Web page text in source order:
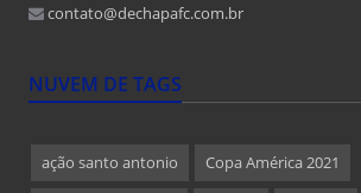
contato@dechapafc.com.br
NUVEM DE TAGS
ação santo antonio Copa América 2021